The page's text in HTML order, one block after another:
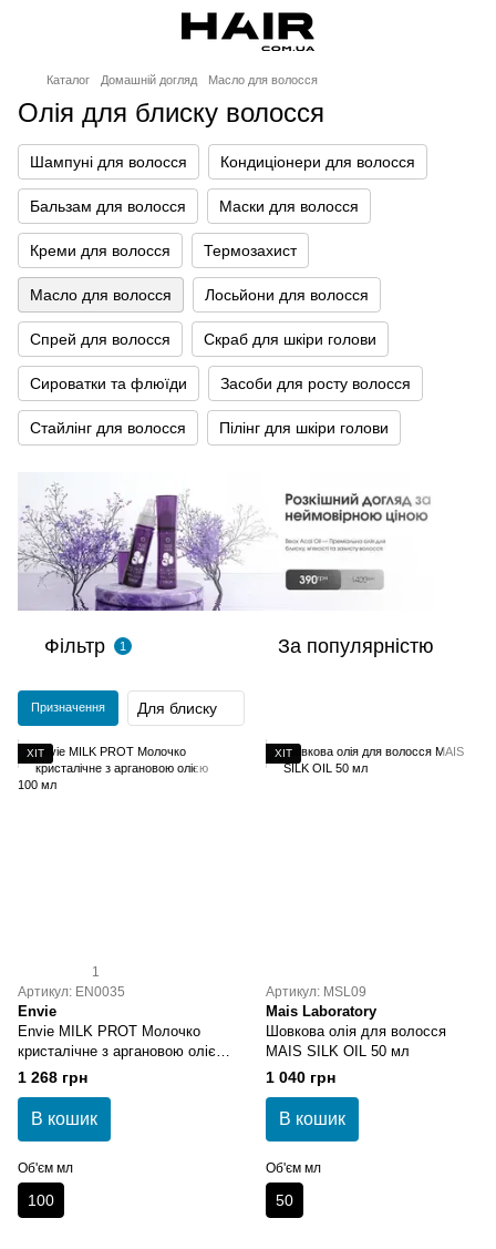
Каталог Домашній догляд Масло для волосся
Олія для блиску волосся
Шампуні для волосся Кондиціонери для волосся
Бальзам для волосся Маски для волосся
Креми для волосся Термозахист
Масло для волосся Лосьйони для волосся
Спрей для волосся Скраб для шкіри голови
Сироватки та флюїди Засоби для росту волосся
Стайлінг для волосся Пілінг для шкіри голови
Фільтр 1 За популярністю
Призначення Для блиску
ХІТ
1
Артикул: EN0035
Envie
Envie MILK PROT Молочко
кристалічне з аргановою олією
100 мл
1 268 грн
В кошик
Об'єм мл
100
ХІТ
Артикул: MSL09
Mais Laboratory
Шовкова олія для волосся
MAIS SILK OIL 50 мл
1 040 грн
В кошик
Об'єм мл
50